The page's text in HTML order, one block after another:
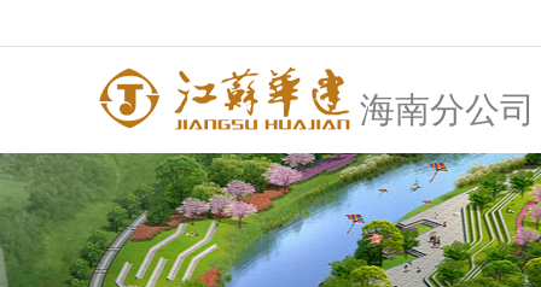
海南分公司